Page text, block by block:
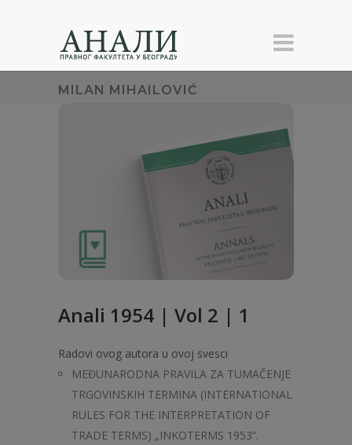
MILAN MIHAILOVIĆ
Anali 1954 | Vol 2 | 1
Radovi ovog autora u ovoj svesci
MEĐUNARODNA PRAVILA ZA TUMAČENJE
TRGOVINSKIH TERMINA (INTERNATIONAL
RULES FOR THE INTERPRETATION OF
TRADE TERMS) „INKOTERMS 1953“.